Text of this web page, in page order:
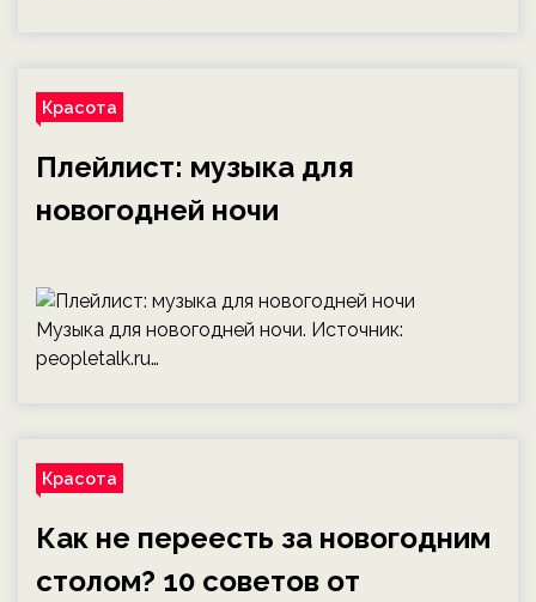
Красота
Плейлист: музыка для
новогодней ночи
Музыка для новогодней ночи. Источник:
peopletalk.ru…
Красота
Как не переесть за новогодним
столом? 10 советов от